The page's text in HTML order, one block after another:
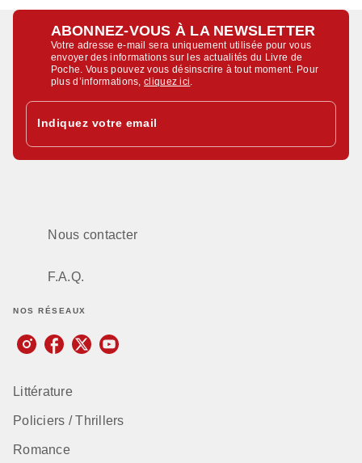
ABONNEZ-VOUS À LA NEWSLETTER
Votre adresse e-mail sera uniquement utilisée pour vous
envoyer des informations sur les actualités du Livre de
Poche. Vous pouvez vous désinscrire à tout moment. Pour
plus d’informations,cliquez ici
Indiquez votre email
Nous contacter
F.A.Q.
NOS RÉSEAUX
Littérature
Policiers / Thrillers
Romance